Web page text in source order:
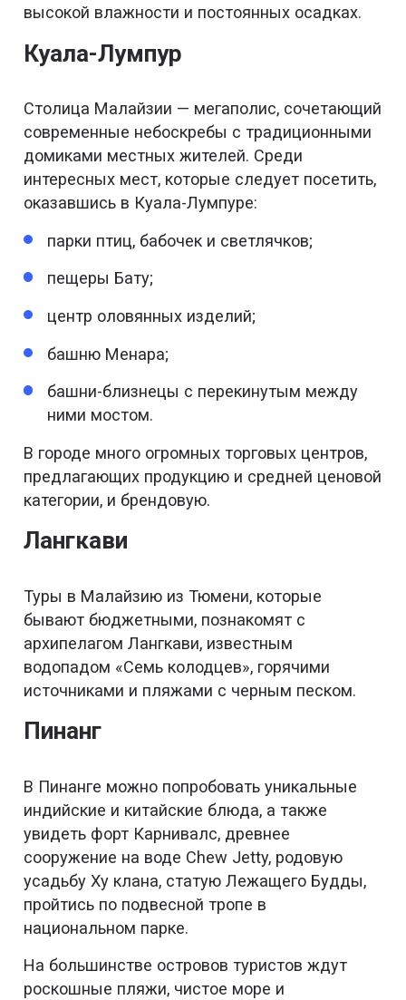
высокой влажности и постоянных осадках.
Куала-Лумпур
Столица Малайзии — мегаполис, сочетающий
современные небоскребы с традиционными
домиками местных жителей. Среди
интересных мест, которые следует посетить,
оказавшись в Куала-Лумпуре:
парки птиц, бабочек и светлячков;
пещеры Бату;
центр оловянных изделий;
башню Менара;
башни-близнецы с перекинутым между
ними мостом.
В городе много огромных торговых центров,
предлагающих продукцию и средней ценовой
категории, и брендовую.
Лангкави
Туры в Малайзию из Тюмени, которые
бывают бюджетными, познакомят с
архипелагом Лангкави, известным
водопадом «Семь колодцев», горячими
источниками и пляжами с черным песком.
Пинанг
В Пинанге можно попробовать уникальные
индийские и китайские блюда, а также
увидеть форт Карнивалс, древнее
сооружение на воде Chew Jetty, родовую
усадьбу Ху клана, статую Лежащего Будды,
пройтись по подвесной тропе в
национальном парке.
На большинстве островов туристов ждут
роскошные пляжи, чистое море и